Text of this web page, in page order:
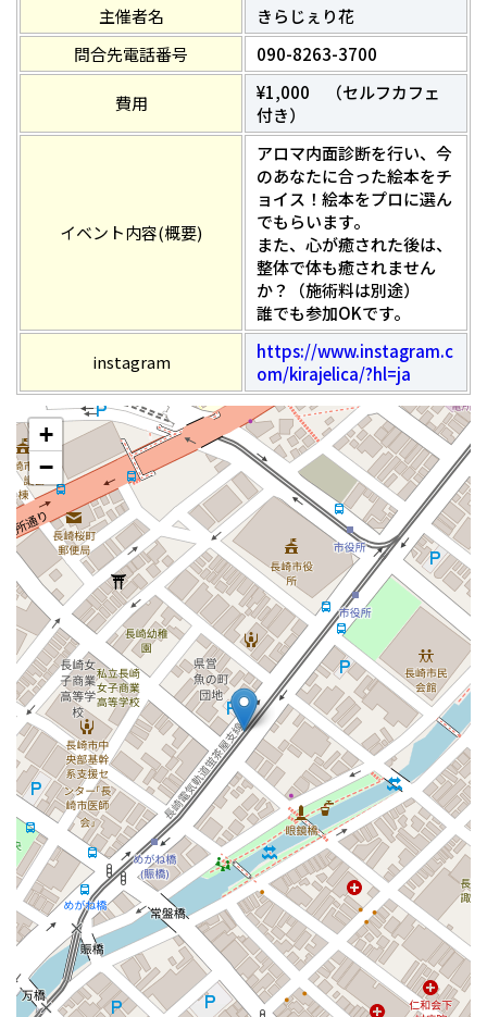
主催者名
きらじぇり花
問合先電話番号
090-8263-3700
費用
¥1,000 （セルフカフェ
付き）
イベント内容(概要)
アロマ内面診断を行い、今
のあなたに合った絵本をチ
ョイス！絵本をプロに選ん
でもらいます。
また、心が癒された後は、
整体で体も癒されません
か？（施術料は別途）
誰でも参加OKです。
instagram
https://www.instagram.c
om/kirajelica/?hl=ja
+
−